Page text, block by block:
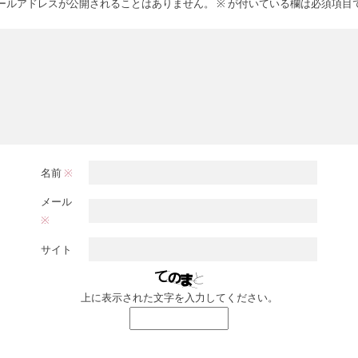
ルアドレスが公開されることはありません。 ※ が付いている欄は必須項目
名前 ※
メール
※
サイト
上に表示された文字を入力してください。